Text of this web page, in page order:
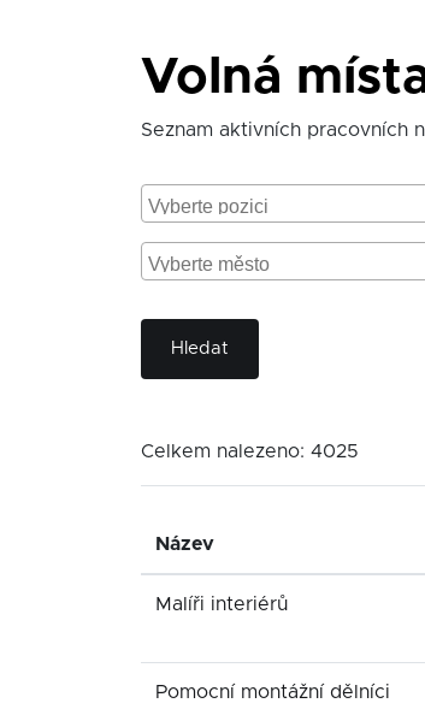
Volná
Seznam aktivních pracovních
Hledat
Celkem nalezeno: 4025
Název
Malíři interiérů
Pomocní montážní dělníci